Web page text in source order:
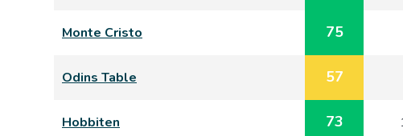
Monte Cristo 75
Odins Table 57
Hobbiten 73